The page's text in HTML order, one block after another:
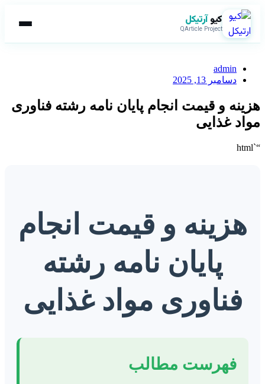
کیوآرتیکل
QArticle Project
admin
دسامبر 13, 2025
هزینه و قیمت انجام پایان نامه رشته فناوری
مواد غذایی
“`html
هزینه و قیمت انجام
پایان نامه رشته
فناوری مواد غذایی
فهرست مطالب